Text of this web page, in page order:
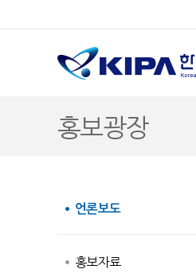
홍보광장
언론보도
홍보자료